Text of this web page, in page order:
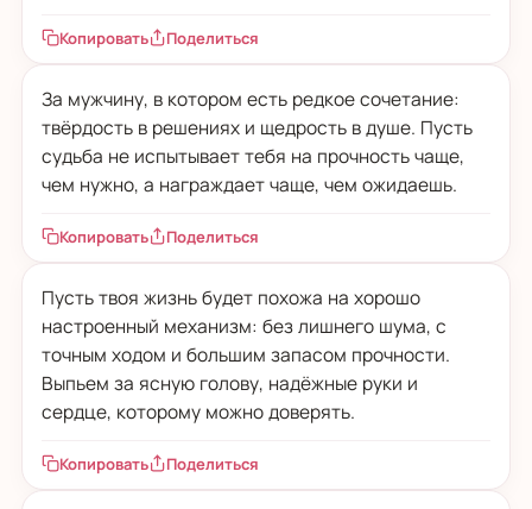
Копировать Поделиться
За мужчину, в котором есть редкое сочетание:
твёрдость в решениях и щедрость в душе. Пусть
судьба не испытывает тебя на прочность чаще,
чем нужно, а награждает чаще, чем ожидаешь.
Копировать Поделиться
Пусть твоя жизнь будет похожа на хорошо
настроенный механизм: без лишнего шума, с
точным ходом и большим запасом прочности.
Выпьем за ясную голову, надёжные руки и
сердце, которому можно доверять.
Копировать Поделиться